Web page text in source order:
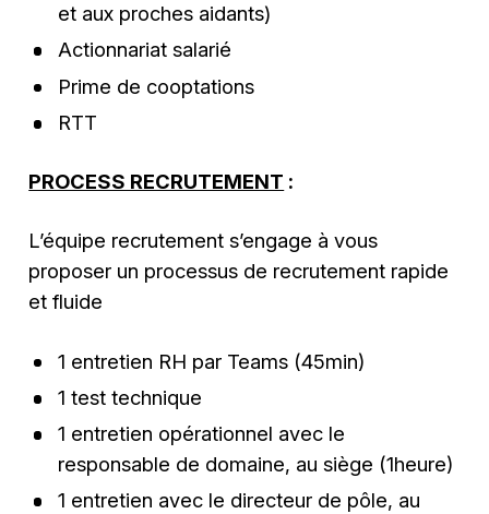
et aux proches aidants)
Actionnariat salarié
Prime de cooptations
RTT
PROCESS RECRUTEMENT :
L’équipe recrutement s’engage à vous
proposer un processus de recrutement rapide
et fluide
1 entretien RH par Teams (45min)
1 test technique
1 entretien opérationnel avec le
responsable de domaine, au siège (1heure)
1 entretien avec le directeur de pôle, au